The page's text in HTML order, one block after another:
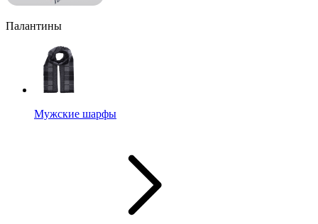
Палантины
Мужские шарфы